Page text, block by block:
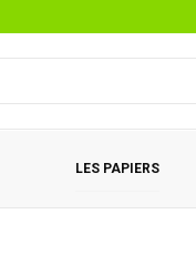
LES PAPIERS